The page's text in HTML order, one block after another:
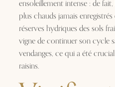
ensoleillement intense : de
plus chauds jamais
réserves hydriques des sols
vigne de continuer son cycle
vendanges, ce qui a été
raisins.